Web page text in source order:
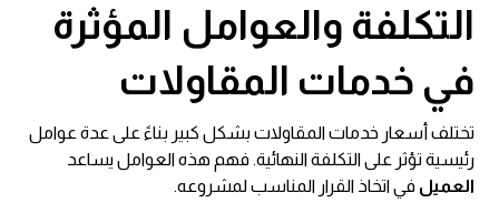
التكلفة والعوامل المؤثرة
في خدمات المقاولات
تختلف أسعار خدمات المقاولات بشكل كبير بناءً على عدة عوامل
رئيسية تؤثر على التكلفة النهائية. فهم هذه العوامل يساعد
العميل في اتخاذ القرار المناسب لمشروعه.